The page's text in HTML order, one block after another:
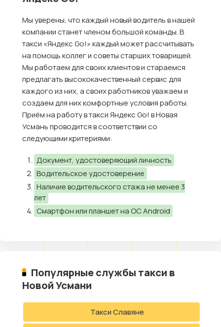
Мы уверены, что каждый новый водитель в нашей
компании станет членом большой команды. В
такси «Яндекс Go!» каждый может рассчитывать
на помощь коллег и советы старших товарищей.
Мы работаем для своих клиентов и стараемся
предлагать высококачественный сервис для
каждого из них, а своих работников уважаем и
создаем для них комфортные условия работы.
Приём на работу в такси Яндекс Go! в Новая
Усмань проводится в соответствии со
следующими критериями:
Документ, удостоверяющий личность
Водительское удостоверение
Наличие водительского стажа не менее 3
лет
Смартфон или планшет на ОС Android
Популярные службы такси в
Новой Усмани
Такси Славяне